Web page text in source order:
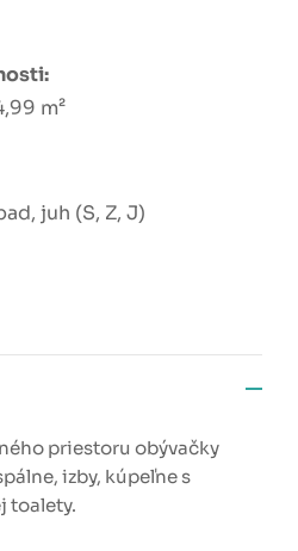
m²
juh (S, Z, J)
priestoru obývačky
izby, kúpeľne s
toalety.